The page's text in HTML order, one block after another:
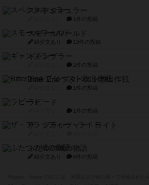
スペクタキュラー
1件の投稿
スモールワールド
紹介文あり 13件の投稿
ギャンブラー
2件の投稿
Bitter End ブタペスト救出作戦
1件の投稿
ラピード
1件の投稿
ザ・フラッフィー・ライト
ふたつの城の物語
紹介文あり 6件の投稿